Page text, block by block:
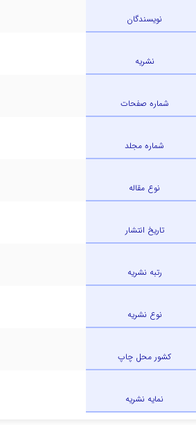
نویسندگان
نشریه
شماره صفحات
شماره مجلد
نوع مقاله
تاریخ انتشار
رتبه نشریه
نوع نشریه
کشور محل چاپ
نمایه نشریه